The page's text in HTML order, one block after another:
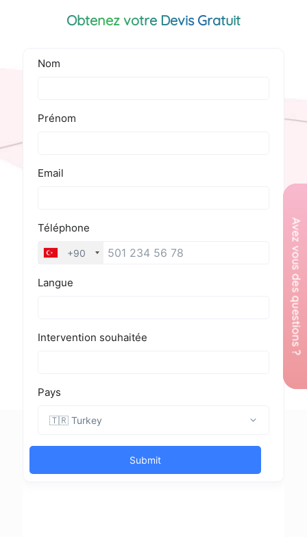
Obtenez votre Devis Gratuit